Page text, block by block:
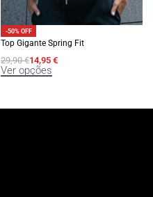
-50% OFF
Top Gigante Spring Fit
29,90€14,95 €
Ver opções